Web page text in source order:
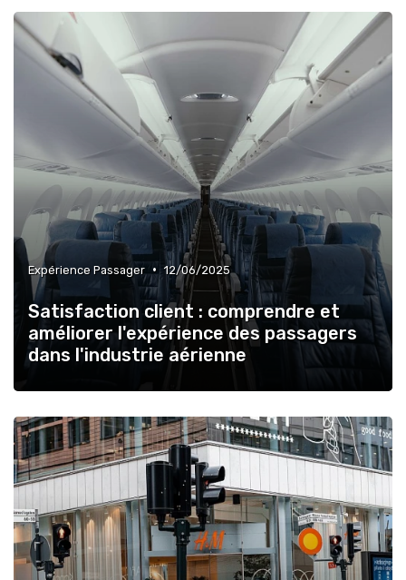
Expérience Passager • 12/06/2025
Satisfaction client : comprendre et
améliorer l'expérience des passagers
dans l'industrie aérienne